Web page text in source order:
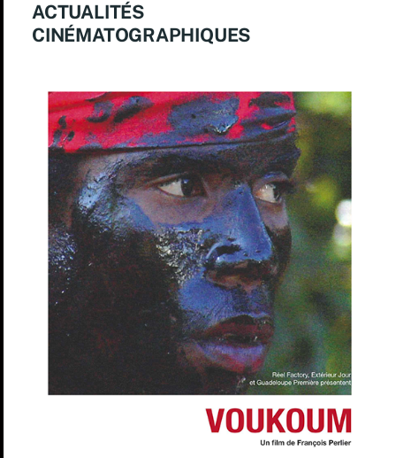
ACTUALITÉS
CINÉMATOGRAPHIQUES